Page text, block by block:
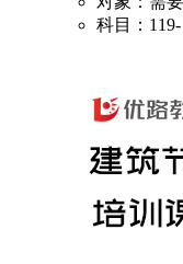
科目：119-